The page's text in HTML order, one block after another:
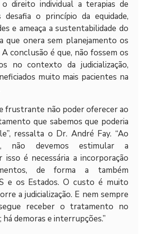
o direito individual a terapias de
o princípio da equidade,
e ameaça a sustentabilidade do
que onera sem planejamento os
conclusão é que, não fossem os
no contexto da judicialização,
muito mais pacientes na
frustrante não poder oferecer ao
que sabemos que poderia
ressalta o Dr. André Fay. “Ao
não devemos estimular a
isso é necessária a incorporação
de forma a também
e os Estados. O custo é muito
a judicialização. E nem sempre
receber o tratamento no
há demoras e interrupções.”